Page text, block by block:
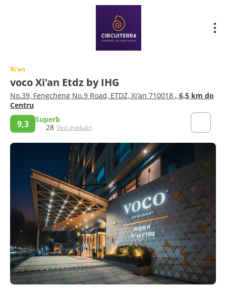
Xi'an
voco Xi'an Etdz by IHG
No.39, Fengcheng No.9 Road, ETDZ, Xi'an 710018 , 6,5 km do
Centru
9,3
Superb
28 Vezi evaluări